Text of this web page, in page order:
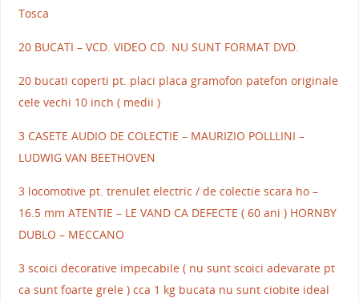
Tosca
20 BUCATI – VCD. VIDEO CD. NU SUNT FORMAT DVD.
20 bucati coperti pt. placi placa gramofon patefon originale
cele vechi 10 inch ( medii )
3 CASETE AUDIO DE COLECTIE – MAURIZIO POLLLINI –
LUDWIG VAN BEETHOVEN
3 locomotive pt. trenulet electric / de colectie scara ho –
16.5 mm ATENTIE – LE VAND CA DEFECTE ( 60 ani ) HORNBY
DUBLO – MECCANO
3 scoici decorative impecabile ( nu sunt scoici adevarate pt
ca sunt foarte grele ) cca 1 kg bucata nu sunt ciobite ideal